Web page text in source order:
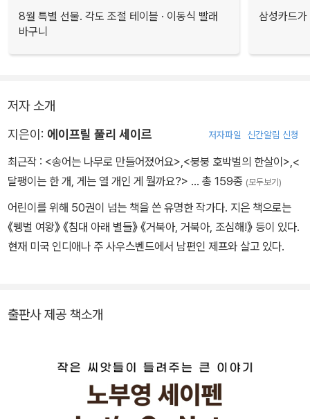
8월 특별 선물. 각도 조절 테이블 · 이동식 빨래
바구니
삼성카드
저자 소개
지은이: 에이프릴 풀리 세이르 저자파일 신간알림 신청
최근작 : <송어는 나무로 만들어졌어요>,<붕붕 호박벌의 한살이>,<
달팽이는 한 개, 게는 열 개인 게 뭘까요?> … 총 159종 (모두보기)
어린이를 위해 50권이 넘는 책을 쓴 유명한 작가다. 지은 책으로는
《뒝벌 여왕》 《침대 아래 별들》 《거북아, 거북아, 조심해!》 등이 있다.
현재 미국 인디애나 주 사우스벤드에서 남편인 제프와 살고 있다.
출판사 제공 책소개